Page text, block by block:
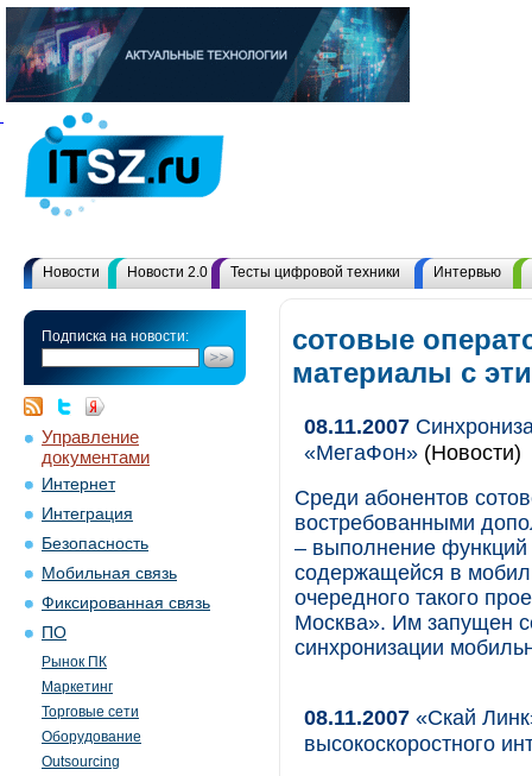
Новости Новости 2.0 Тесты цифровой техники Интервью
Подписка на новости:
Управление
документами
Интернет
Интеграция
Безопасность
Мобильная связь
Фиксированная связь
ПО
Рынок ПК
Маркетинг
Торговые сети
Оборудование
Outsourcing
сотовые
материалы с
08.11.2007
«МегаФон» (Новости)
Среди абонентов
востребованными
– выполнение
содержащейся в
очередного такого
Москва». Им запущен
синхронизации
08.11.2007 «Скай
высокоскоростного